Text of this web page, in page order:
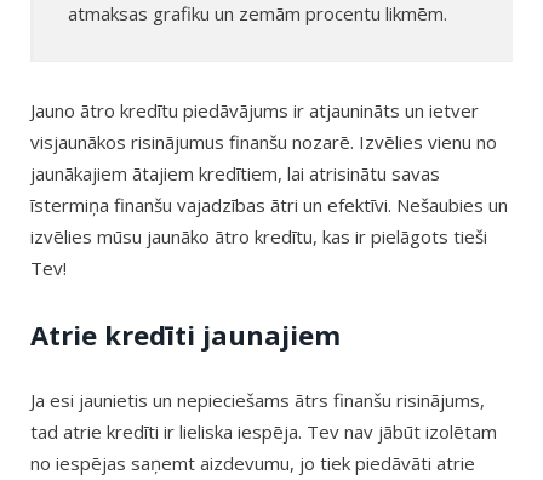
atmaksas grafiku un zemām procentu likmēm.
Jauno ātro kredītu piedāvājums ir atjaunināts un ietver
visjaunākos risinājumus finanšu nozarē. Izvēlies vienu no
jaunākajiem ātajiem kredītiem, lai atrisinātu savas
īstermiņa finanšu vajadzības ātri un efektīvi. Nešaubies un
izvēlies mūsu jaunāko ātro kredītu, kas ir pielāgots tieši
Tev!
Atrie kredīti jaunajiem
Ja esi jaunietis un nepieciešams ātrs finanšu risinājums,
tad atrie kredīti ir lieliska iespēja. Tev nav jābūt izolētam
no iespējas saņemt aizdevumu, jo tiek piedāvāti atrie